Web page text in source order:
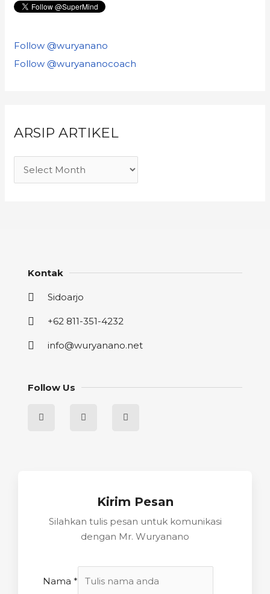
Follow @wuryanano
Follow @wuryananocoach
ARSIP ARTIKEL
Kontak
Sidoarjo
+62 811-351-4232
info@wuryanano.net
Follow Us
Kirim Pesan
Silahkan tulis pesan untuk komunikasi
dengan Mr. Wuryanano
Nama *